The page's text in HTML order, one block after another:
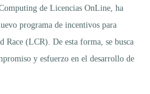
de Licencias OnLine, ha
programa de incentivos para
Race (LCR). De esta forma, se busca
y esfuerzo en el desarrollo de